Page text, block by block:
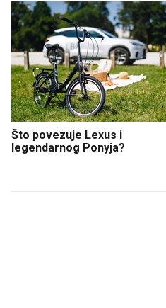
Što povezuje Lexus i
legendarnog Ponyja?